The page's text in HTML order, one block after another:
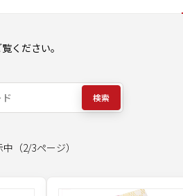
ください。
検索
中 （2/3ページ）